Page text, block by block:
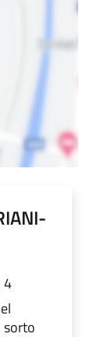
4
sorto